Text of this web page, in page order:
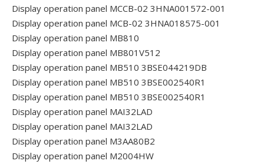
Display operation panel MCCB-02 3HNA001572-001
Display operation panel MCB-02 3HNA018575-001
Display operation panel MB810
Display operation panel MB801V512
Display operation panel MB510 3BSE044219DB
Display operation panel MB510 3BSE002540R1
Display operation panel MB510 3BSE002540R1
Display operation panel MAI32LAD
Display operation panel MAI32LAD
Display operation panel M3AA80B2
Display operation panel M2004HW